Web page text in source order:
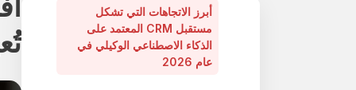
أبرز الاتجاهات التي تشكل
مستقبل CRM المعتمد على
الذكاء الاصطناعي الوكيلي في
عام 2026